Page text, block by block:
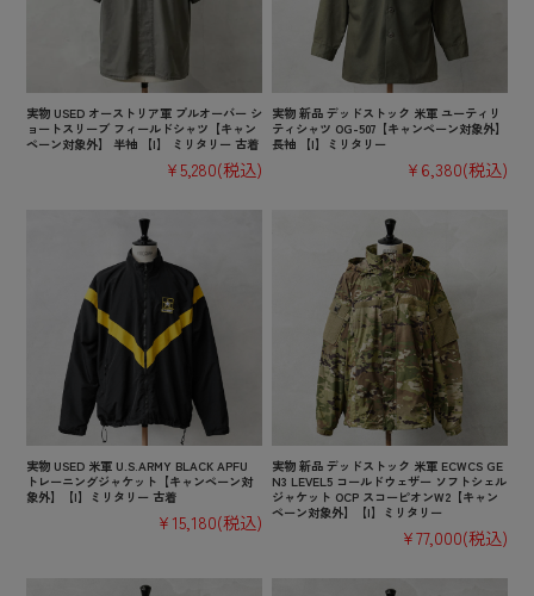
実物 USED オーストリア軍 プルオーバー シ
ョートスリーブ フィールドシャツ【キャン
ペーン対象外】 半袖 【I】 ミリタリー 古着
¥5,280(税込)
実物 新品 デッドストック 米軍 ユーティリ
ティシャツ OG-507【キャンペーン対象外】
長袖 【I】ミリタリー
¥6,380(税込)
実物 USED 米軍 U.S.ARMY BLACK APFU
トレーニングジャケット【キャンペーン対
象外】【I】ミリタリー 古着
¥15,180(税込)
実物 新品 デッドストック 米軍 ECWCS GE
N3 LEVEL5 コールドウェザー ソフトシェル
ジャケット OCP スコーピオンW2【キャン
ペーン対象外】【I】ミリタリー
¥77,000(税込)